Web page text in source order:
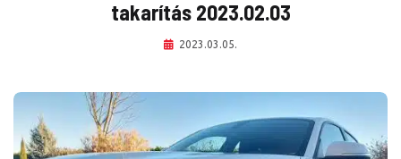
takarítás 2023.02.03
2023.03.05.